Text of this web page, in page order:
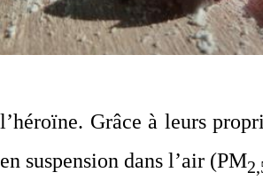
l’héroïne. Grâce à leurs
en suspension dans l’air (PM